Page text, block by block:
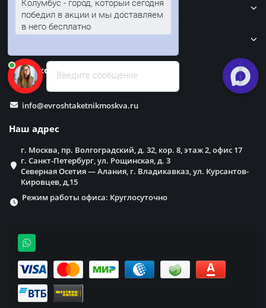
Кровля
Забор
Наши контакты
info@evroshtaketnikmoskva.ru
Наш адрес
г. Москва, пр. Волгоградский, д. 32, кор. 8, этаж 2, офис 17
г. Санкт-Петербург, ул. Рощинская, д. 3
Северная Осетия — Алания, г. Владикавказ, ул. Курсантов-
Кировцев, д,15
Режим работы офиса: Круглосуточно
Введите сообщение
Колумбус - город, который сегодня
победил в акции и мы доставляем
в него бесплатно